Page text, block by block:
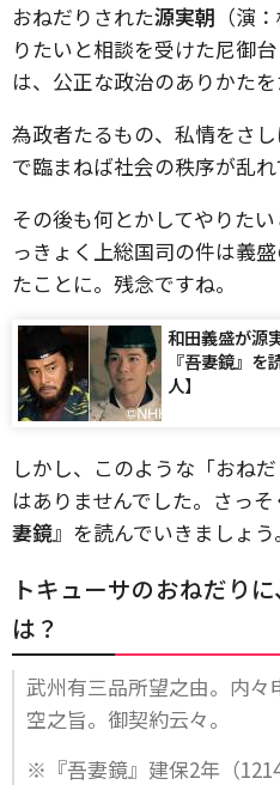
おねだりされた源実朝 （演
りたいと相談を受けた尼御台
は、公正な政治のありかたを
為政者たるもの、私情をさ
で臨まねば社会の秩序が乱れ
その後も何とかしてやりた
っきょく上総国司の件は義
たことに。残念ですね。
和田義盛が源
『吾妻鏡』
人】
しかし、このような「おね
はありませんでした。さっ
妻鏡』を読んでいきましょう。
トキューサのおねだり
は？
武州有三品所望之由。内
空之旨。御契約云々。
※『吾妻鏡』建保2年（